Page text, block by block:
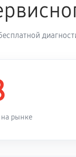
ATN Mars-HD
на рынке